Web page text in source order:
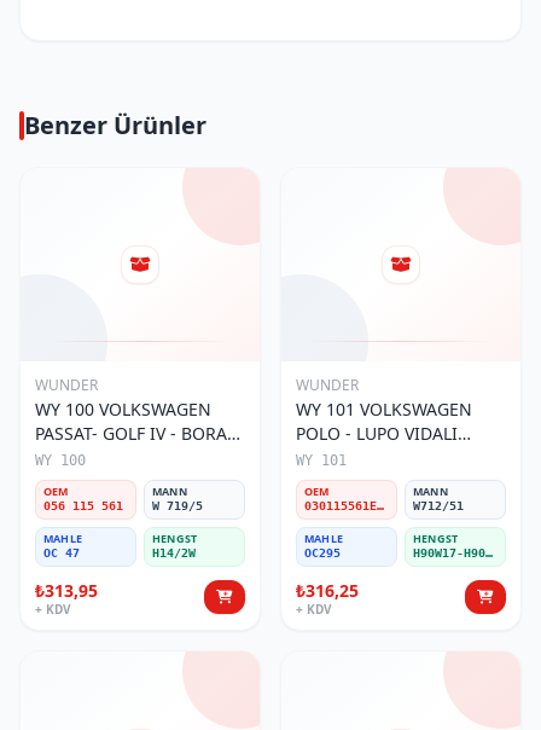
Benzer Ürünler
WUNDER
WY 100 VOLKSWAGEN
PASSAT- GOLF IV - BORA
056 115 561 Yağ Filtresi
WY 100
OEM
056 115 561
MANN
W 719/5
MAHLE
OC 47
HENGST
H14/2W
₺313,95
+ KDV
WUNDER
WY 101 VOLKSWAGEN
POLO - LUPO VIDALI
030115561E Yağ Filtresi
WY 101
OEM
030115561E / 030115561AA / 030115561AB / 030115561AD
MANN
W712/51
MAHLE
OC295
HENGST
H90W17-H90W11
₺316,25
+ KDV